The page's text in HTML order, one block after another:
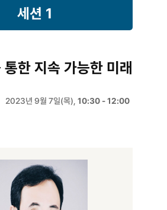
세션 1
한 지속 가능한 미래
2023년 9월 7일(목), 10:30 - 12:00